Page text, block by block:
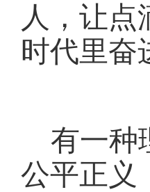
人，让
时代里奋
有一种
公平正义